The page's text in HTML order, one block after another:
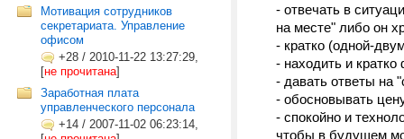
Мотивация сотрудников
секретариата. Управление
офисом
+28 / 2010-11-22 13:27:29,
[не прочитана]
Заработная плата
управленческого персонала
+14 / 2007-11-02 06:23:14,
- отвечать в
на месте" либо он
- кратко (одной-
- находить и
- давать ответы на
- обосновывать
- спокойно и
чтобы в будущем